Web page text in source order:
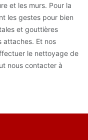
et les murs. Pour la
les gestes pour bien
et gouttières
attaches. Et nos
le nettoyage de
nous contacter à